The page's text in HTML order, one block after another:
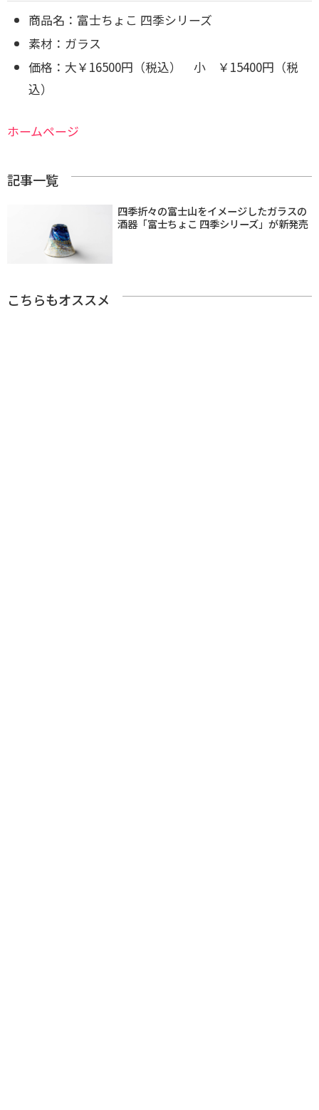
商品名：富士ちょこ 四季シリーズ
素材：ガラス
価格：大￥16500円（税込） 小 ￥15400円（税
込）
ホームページ
記事一覧
四季折々の富士山をイメージしたガラスの
酒器「富士ちょこ 四季シリーズ」が新発売
こちらもオススメ